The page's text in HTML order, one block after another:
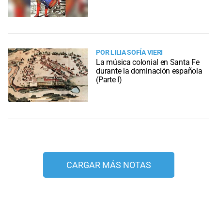
POR LILIA SOFÍA VIERI
La música colonial en Santa Fe
durante la dominación española
(Parte I)
CARGAR MÁS NOTAS